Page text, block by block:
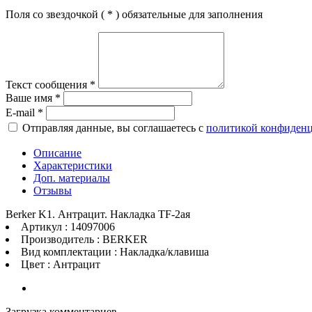
Поля со звездочкой ( * ) обязательные для заполнения
Текст сообщения *
Ваше имя *
E-mail *
Отправляя данные, вы соглашаетесь с политикой
Описание
Характеристики
Доп. материалы
Отзывы
Berker K1. Антрацит. Накладка ТF-2ая
Артикул : 14097006
Производитель : BERKER
Вид комплектации : Накладка/клавиша
Цвет : Антрацит